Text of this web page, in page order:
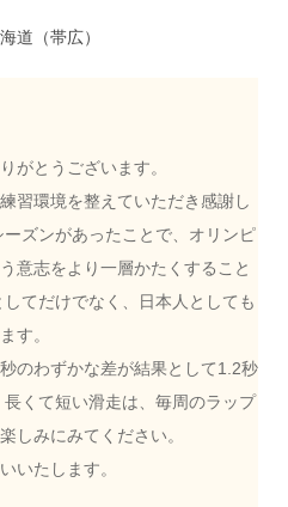
道（帯広）
がとうございます。
習環境を整えていただき感謝し
ズンがあったことで、オリンピ
意志をより一層かたくすること
てだけでなく、日本人としても
す。
のわずかな差が結果として1.2秒
くて短い滑走は、毎周のラップ
しみにみてください。
いたします。